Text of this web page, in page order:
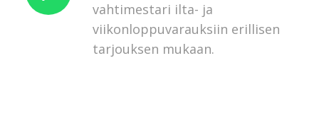
vahtimestari ilta- ja
viikonloppuvarauksiin erillisen
tarjouksen mukaan.